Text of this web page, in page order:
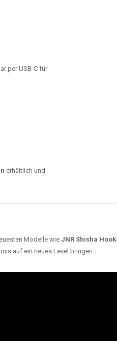
per USB-C für
erhältlich und
Modelle wie JNR Shisha
auf ein neues Level bringen.